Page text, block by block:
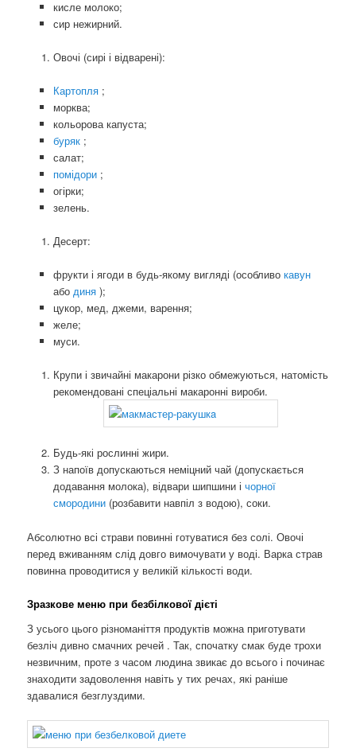
кисле молоко;
сир нежирний.
Овочі (сирі і відварені):
Картопля ;
морква;
кольорова капуста;
буряк ;
салат;
помідори ;
огірки;
зелень.
Десерт:
фрукти і ягоди в будь-якому вигляді (особливо кавун
або диня );
цукор, мед, джеми, варення;
желе;
муси.
Крупи і звичайні макарони різко обмежуються, натомість
рекомендовані спеціальні макаронні вироби.
Будь-які рослинні жири.
З напоїв допускаються неміцний чай (допускається
додавання молока), відвари шипшини і чорної
смородини (розбавити навпіл з водою), соки.
Абсолютно всі страви повинні готуватися без солі. Овочі
перед вживанням слід довго вимочувати у воді. Варка страв
повинна проводитися у великій кількості води.
Зразкове меню при безбілкової дієті
З усього цього різноманіття продуктів можна приготувати
безліч дивно смачних речей . Так, спочатку смак буде трохи
незвичним, проте з часом людина звикає до всього і починає
знаходити задоволення навіть у тих речах, які раніше
здавалися безглуздими.